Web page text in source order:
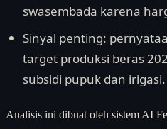
swasembada karena
Sinyal penting:
target produksi beras
subsidi pupuk dan irigasi.
Analisis ini dibuat oleh sistem AI